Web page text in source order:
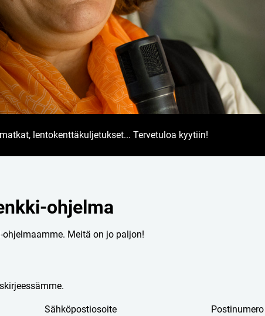
lentokenttäkuljetukset... Tervetuloa kyytiin!
-ohjelma
Meitä on jo paljon!
Sähköpostiosoite Postinumero